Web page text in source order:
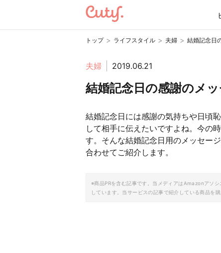
トップ > ライフスタイル > 夫婦 > 結婚記念日
夫婦 2019.06.21
結婚記念日の感謝のメ
結婚記念日には感謝の気持ちや日頃
して相手に伝えたいですよね。今の
す。そんな結婚記念日用のメッセー
合わせてご紹介します。
※商品PRを含む記事です。当メディアはAmazonアソ
しています。当サービスの記事で紹介している商品を